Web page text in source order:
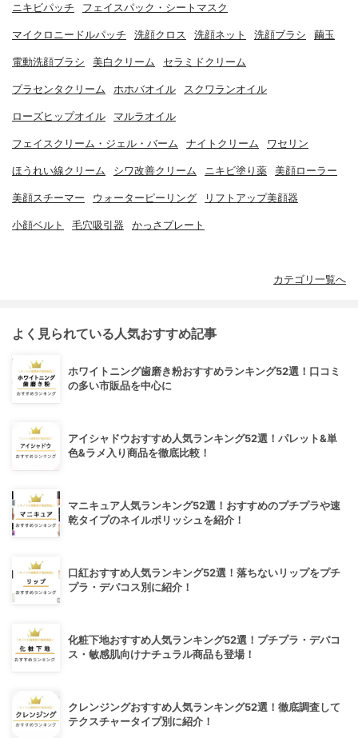
ニキビパッチ フェイスパック・シートマスク
マイクロニードルパッチ 洗顔クロス 洗顔ネット 洗顔ブラシ 繭玉
電動洗顔ブラシ 美白クリーム セラミドクリーム
プラセンタクリーム ホホバオイル スクワランオイル
ローズヒップオイル マルラオイル
フェイスクリーム・ジェル・バーム ナイトクリーム ワセリン
ほうれい線クリーム シワ改善クリーム ニキビ塗り薬 美顔ローラー
美顔スチーマー ウォーターピーリング リフトアップ美顔器
小顔ベルト 毛穴吸引器 かっさプレート
カテゴリ一覧へ
よく見られている人気おすすめ記事
ホワイトニング歯磨き粉おすすめランキング52選！口コミ
の多い市販品を中心に
アイシャドウおすすめ人気ランキング52選！パレット&単
色&ラメ入り商品を徹底比較！
マニキュア人気ランキング52選！おすすめのプチプラや速
乾タイプのネイルポリッシュを紹介！
口紅おすすめ人気ランキング52選！落ちないリップをプチ
プラ・デパコス別に紹介！
化粧下地おすすめ人気ランキング52選！プチプラ・デパコ
ス・敏感肌向けナチュラル商品も登場！
クレンジングおすすめ人気ランキング52選！徹底調査して
テクスチャータイプ別に紹介！